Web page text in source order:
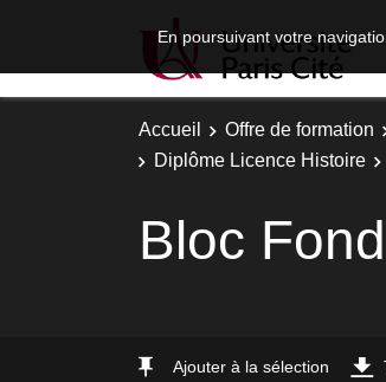
En poursuivant votre
Accueil Offre de formation
Diplôme Licence Histoire
Bloc
Ajouter à la sélection